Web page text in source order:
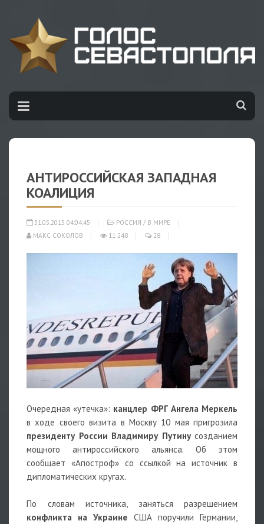
АНТИРОССИЙСКАЯ ЗАПАДНАЯ
КОАЛИЦИЯ
31.05.2015 04:04:45 РОССИЯ / В МИРЕ
МАКС СОКОЛОВ
11 248 28
Очередная «утечка»: канцлер ФРГ Ангела Меркель
в ходе своего визита в Москву 10 мая пригрозила
президенту России Владимиру Путинусозданием
мощного антироссийского альянса. Об этом
сообщает «Апостроф» со ссылкой на источник в
дипломатических кругах.
По словам источника, заняться разрешением
конфликта на Украине США поручили Германии,